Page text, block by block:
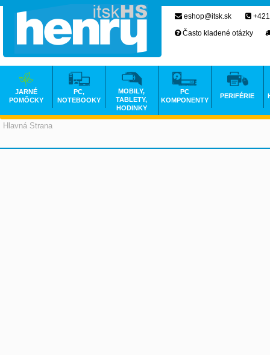
Hlavná Strana
eshop@itsk.sk
Často kladené otázky
JARNÉ
POMÔCKY
PC,
NOTEBOOKY
MOBILY,
TABLETY,
HODINKY
PC
KOMPONENTY
PERIFÉRIE